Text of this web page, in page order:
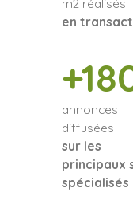
en
annonces
diffusées
sur les
principaux
spécialisés